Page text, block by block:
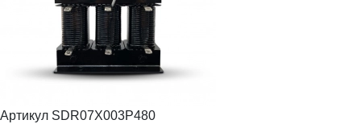
Артикул SDR07X003P480